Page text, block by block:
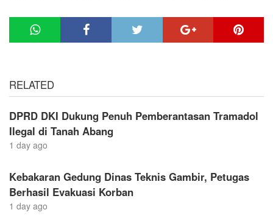
RELATED
DPRD DKI Dukung Penuh Pemberantasan Tramadol
Ilegal di Tanah Abang
1 day ago
Kebakaran Gedung Dinas Teknis Gambir, Petugas
Berhasil Evakuasi Korban
1 day ago